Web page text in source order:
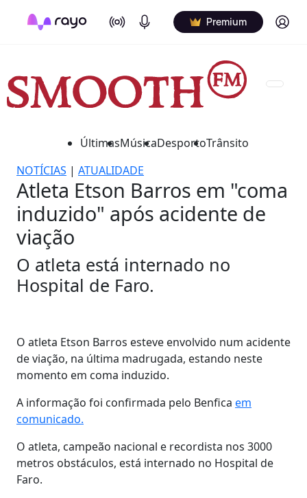
On Air Podcasts Premium Log in
ÚltimasMúsicaDesportoTrânsito
NOTÍCIAS | ATUALIDADE
Atleta Etson Barros em "coma
induzido" após acidente de
viação
O atleta está internado no
Hospital de Faro.
O atleta Etson Barros esteve envolvido num acidente
de viação, na última madrugada, estando neste
momento em coma induzido.
A informação foi confirmada pelo Benfica em
comunicado.
O atleta, campeão nacional e recordista nos 3000
metros obstáculos, está internado no Hospital de
Faro.